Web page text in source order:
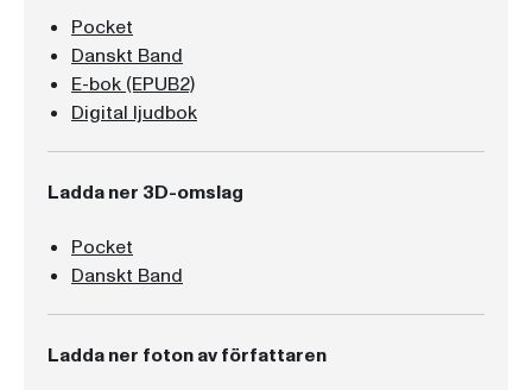
Pocket
Danskt Band
E-bok (EPUB2)
Digital ljudbok
Ladda ner 3D-omslag
Pocket
Danskt Band
Ladda ner foton av författaren